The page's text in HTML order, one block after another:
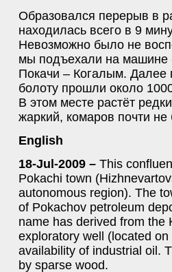
Образовался перерыв в
находилась всего в 9
Невозможно было не
мы подъехали на
Покачи – Когалым.
болоту прошли около
В этом месте растёт
жаркий, комаров почти
English
18-Jul-2009 – This
Pokachi town
autonomous region). The
of Pokachov petroleum
name has derived from the
exploratory well (located
availability of industrial oil.
by sparse wood.